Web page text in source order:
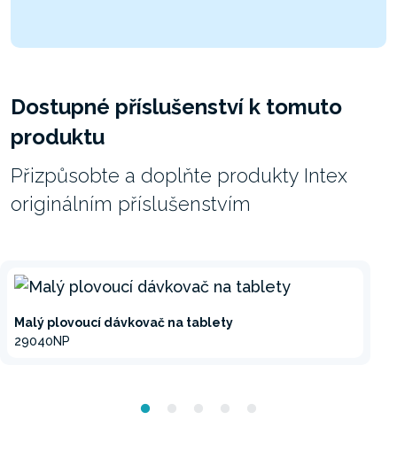
Dostupné příslušenství k tomuto
produktu
Přizpůsobte a doplňte produkty Intex
originálním příslušenstvím
Malý plovoucí dávkovač na tablety
29040NP